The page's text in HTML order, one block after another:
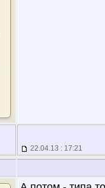
22.04.13 : 17:21